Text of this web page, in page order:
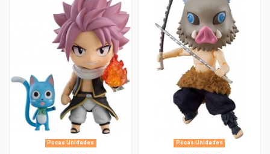
Pocas Unidades Pocas Unidades